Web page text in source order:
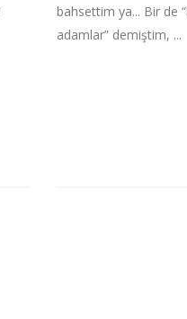
bahsettim ya... Bir de
adamlar” demiştim, ...